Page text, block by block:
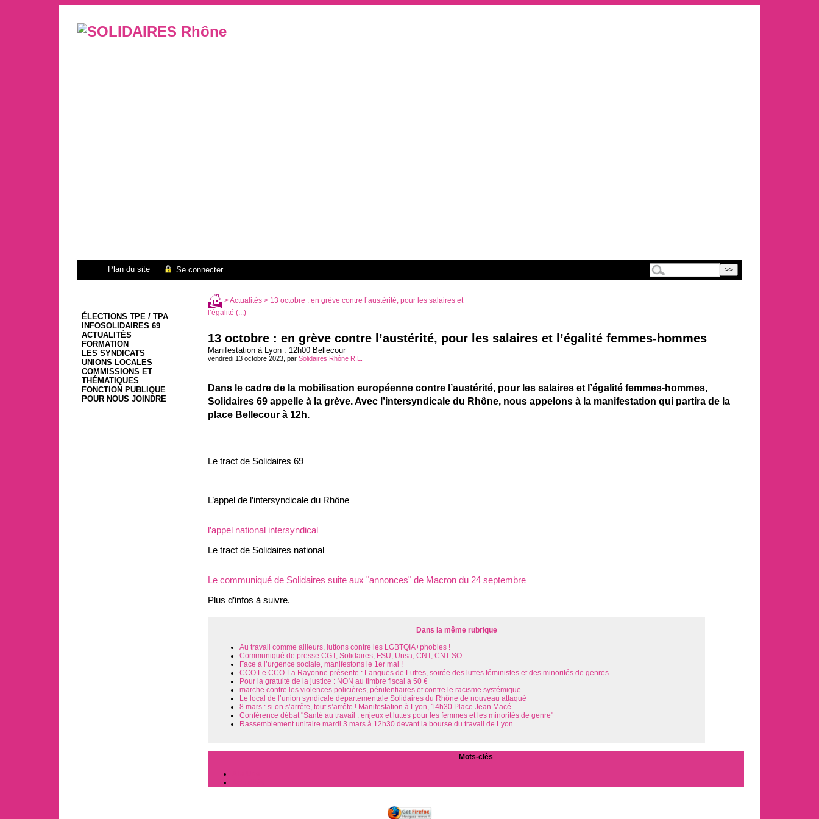
Plan du site Se connecter
ÉLECTIONS TPE / TPA
INFOSOLIDAIRES 69
ACTUALITÉS
FORMATION
LES SYNDICATS
UNIONS LOCALES
COMMISSIONS ET
THÉMATIQUES
FONCTION PUBLIQUE
POUR NOUS JOINDRE
>Actualités> 13 octobre : en grève contre l’austérité, pour les salaires et
l’égalité (...)
13 octobre : en grève contre l’austérité, pour les salaires et l’égalité femmes-hommes
Manifestation à Lyon : 12h00 Bellecour
vendredi 13 octobre 2023, par Solidaires Rhône R.L.
Dans le cadre de la mobilisation européenne contre l’austérité, pour les salaires et l’égalité femmes-hommes,
Solidaires 69 appelle à la grève. Avec l’intersyndicale du Rhône, nous appelons à la manifestation qui partira de la
place Bellecour à 12h.
Le tract de Solidaires 69
L’appel de l’intersyndicale du Rhône
l’appel national intersyndical
Le tract de Solidaires national
Le communiqué de Solidaires suite aux "annonces" de Macron du 24 septembre
Plus d’infos à suivre.
Dans la même rubrique
Au travail comme ailleurs, luttons contre les LGBTQIA+phobies !
Communiqué de presse CGT, Solidaires, FSU, Unsa, CNT, CNT-SO
Face à l’urgence sociale, manifestons le 1er mai !
CCO Le CCO-La Rayonne présente : Langues de Luttes, soirée des luttes féministes et des minorités de genres
Pour la gratuité de la justice : NON au timbre fiscal à 50 €
marche contre les violences policières, pénitentiaires et contre le racisme systémique
Le local de l’union syndicale départementale Solidaires du Rhône de nouveau attaqué
8 mars : si on s’arrête, tout s’arrête ! Manifestation à Lyon, 14h30 Place Jean Macé
Conférence débat "Santé au travail : enjeux et luttes pour les femmes et les minorités de genre"
Rassemblement unitaire mardi 3 mars à 12h30 devant la bourse du travail de Lyon
Mots-clés